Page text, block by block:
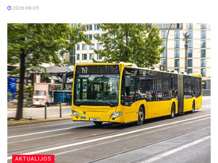
2026-08-05
AKTUALIJOS